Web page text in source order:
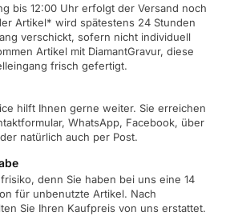
bis 12:00 Uhr erfolgt der Versand noch
Artikel* wird spätestens 24 Stunden
verschickt, sofern nicht individuell
Artikel mit DiamantGravur, diese
frisch gefertigt.
hilft Ihnen gerne weiter. Sie erreichen
WhatsApp, Facebook, über
natürlich auch per Post.
denn Sie haben bei uns eine 14
für unbenutzte Artikel. Nach
Sie Ihren Kaufpreis von uns erstattet.